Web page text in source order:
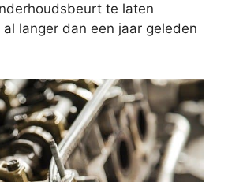
te laten
langer dan een jaar geleden